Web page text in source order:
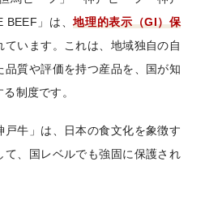
BEEF」は、地理的表示（GI）保
ています。これは、地域独自の自
品質や評価を持つ産品を、国が知
制度です。
戸牛」は、日本の食文化を象徴す
て、国レベルでも強固に保護され